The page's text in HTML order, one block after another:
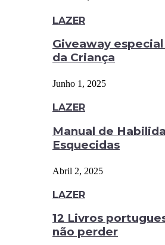
LAZER
Giveaway especial
da Criança
Junho 1, 2025
LAZER
Manual de
Esquecidas
Abril 2, 2025
LAZER
12 Livros
não perder